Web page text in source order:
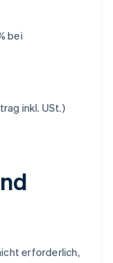
bei
inkl. USt.)
erforderlich,